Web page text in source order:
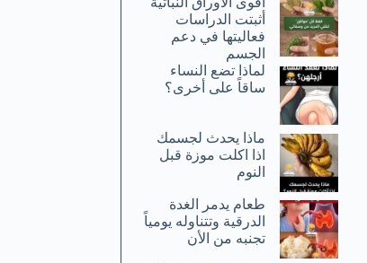
أثبتت الدراسات
فعاليتها في دعم
الجسم
لماذا تضع النساء
ساقاً على أخرى؟
ماذا يحدث لجسمك
اذا اكلت موزة قبل
النوم
طعام يدمر الغدة
الدرقية وتتناوله يومياً
تجنبه من الأن